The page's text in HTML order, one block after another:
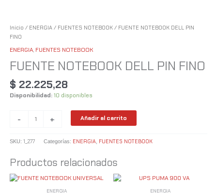
Inicio / ENERGIA / FUENTES NOTEBOOK / FUENTE NOTEBOOK DELL PIN
FINO
ENERGIA, FUENTES NOTEBOOK
FUENTE NOTEBOOK DELL PIN FINO
$ 22.225,28
Disponibilidad:10 disponibles
- + Añadir al carrito
SKU: 1_277 Categorías: ENERGIA FUENTES NOTEBOOK
Productos relacionados
ENERGIA ENERGIA